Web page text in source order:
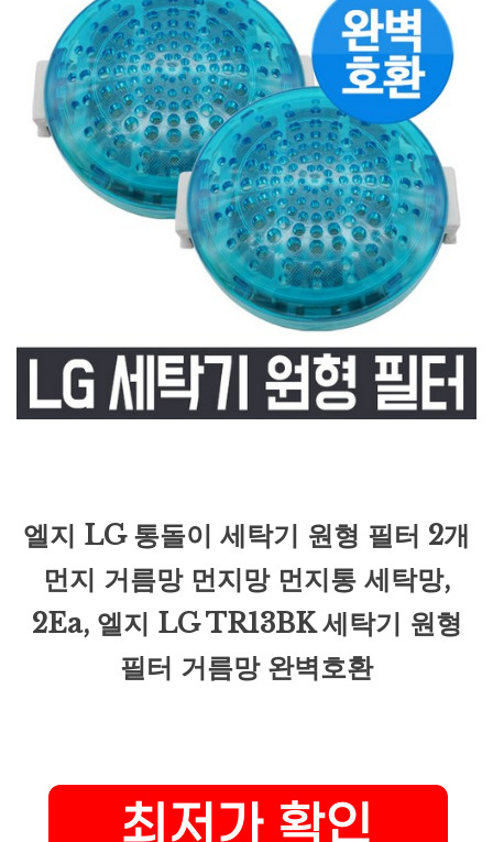
엘지 LG 통돌이 세탁기 원형 필터 2개
먼지 거름망 먼지망 먼지통 세탁망,
2Ea, 엘지 LG TR13BK 세탁기 원형
필터 거름망 완벽호환